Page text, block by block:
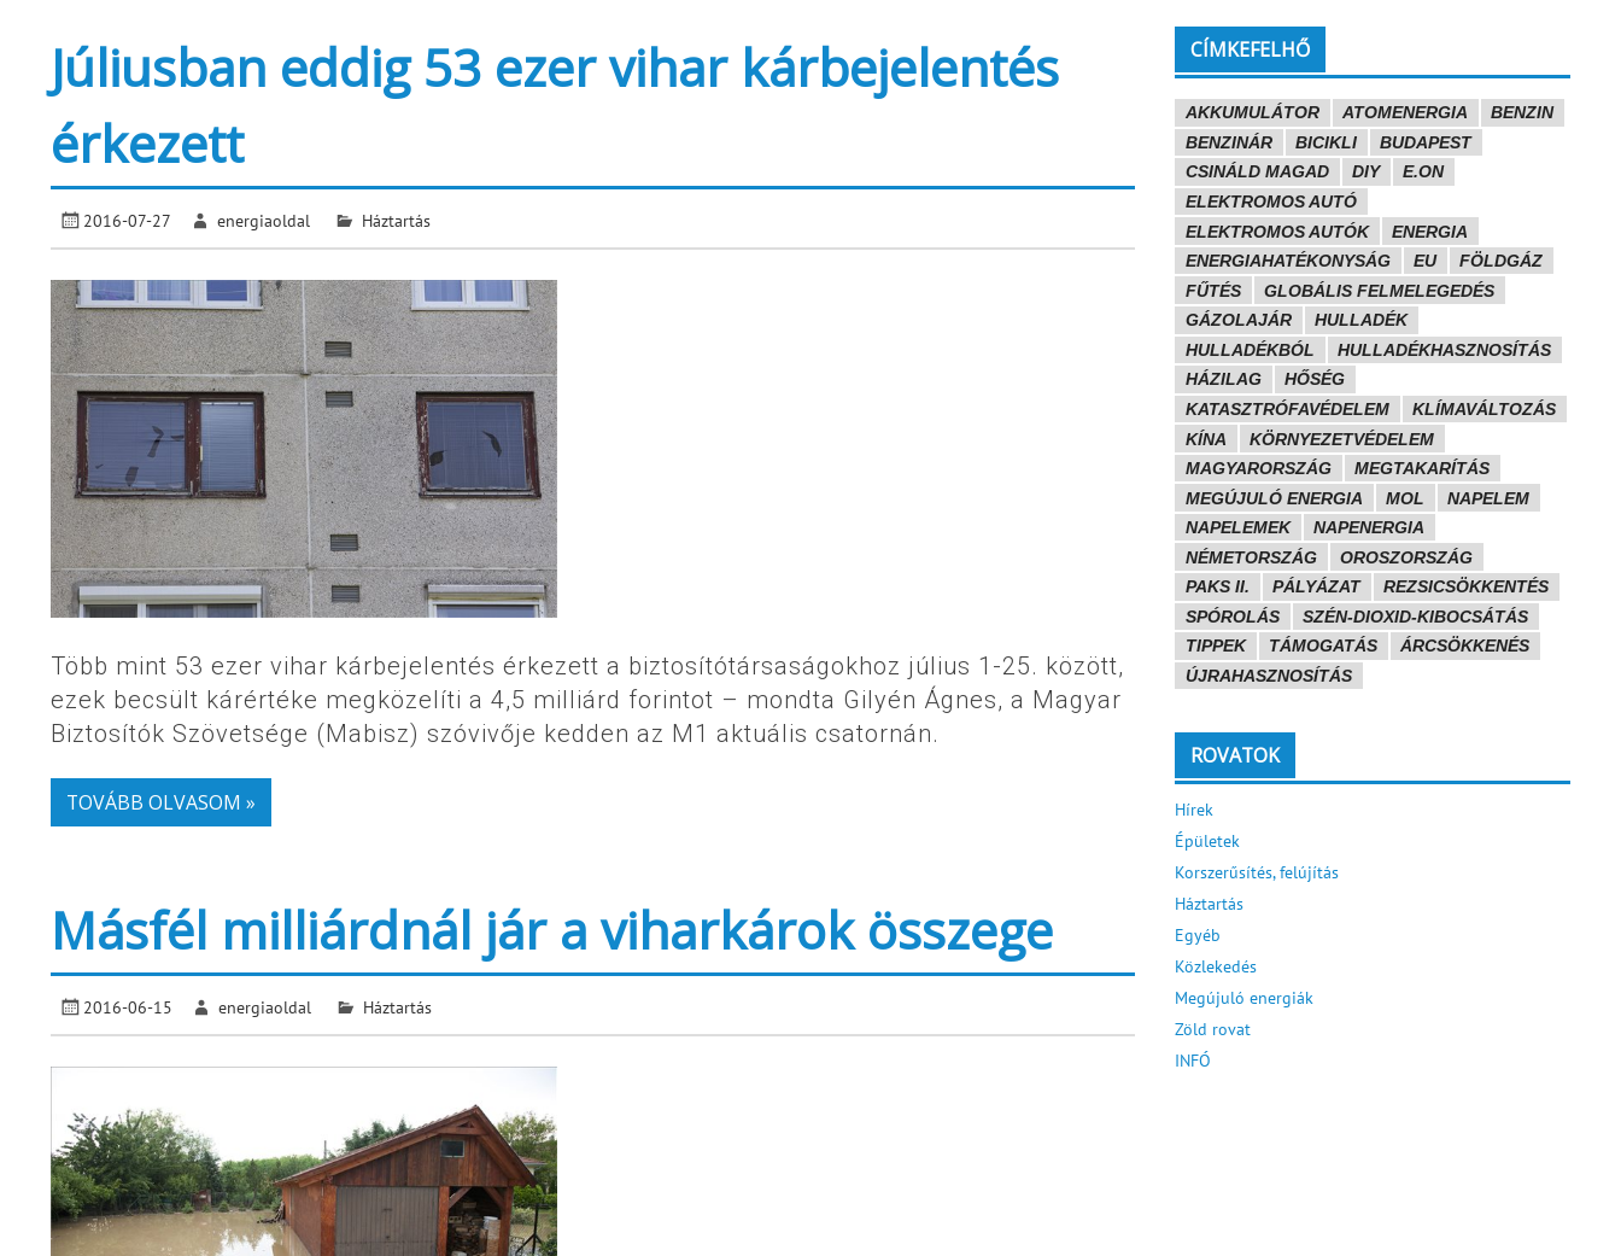
Júliusban eddig 53 ezer vihar kárbejelentés
érkezett
2016-07-27 energiaoldal Háztartás
Több mint 53 ezer vihar kárbejelentés érkezett a biztosítótársaságokhoz július 1-25. között,
ezek becsült kárértéke megközelíti a 4,5 milliárd forintot – mondta Gilyén Ágnes, a Magyar
Biztosítók Szövetsége (Mabisz) szóvivője kedden az M1 aktuális csatornán.
TOVÁBB OLVASOM »
Másfél milliárdnál jár a viharkárok összege
2016-06-15 energiaoldal Háztartás
CÍMKEFELHŐ
AKKUMULÁTOR ATOMENERGIA
BENZIN
BENZINÁR
BICIKLI
BUDAPEST
CSINÁLD MAGAD
DIY
E.ON
ELEKTROMOS AUTÓ
ELEKTROMOS AUTÓK
ENERGIA
ENERGIAHATÉKONYSÁG
EU
FÖLDGÁZ
FŰTÉS
GLOBÁLIS FELMELEGEDÉS
GÁZOLAJÁR
HULLADÉK
HULLADÉKBÓL
HULLADÉKHASZNOSÍTÁS
HÁZILAG
HŐSÉG
KATASZTRÓFAVÉDELEM
KLÍMAVÁLTOZÁS
KÍNA
KÖRNYEZETVÉDELEM
MAGYARORSZÁG
MEGTAKARÍTÁS
MEGÚJULÓ ENERGIA
MOL
NAPELEM
NAPELEMEK
NAPENERGIA
NÉMETORSZÁG
OROSZORSZÁG
PAKS II.
PÁLYÁZAT
REZSICSÖKKENTÉS
SPÓROLÁS
SZÉN-DIOXID-KIBOCSÁTÁS
TIPPEK
TÁMOGATÁS
ÁRCSÖKKENÉS
ÚJRAHASZNOSÍTÁS
ROVATOK
Hírek
Épületek
Korszerűsítés, felújítás
Háztartás
Egyéb
Közlekedés
Megújuló energiák
Zöld rovat
INFÓ